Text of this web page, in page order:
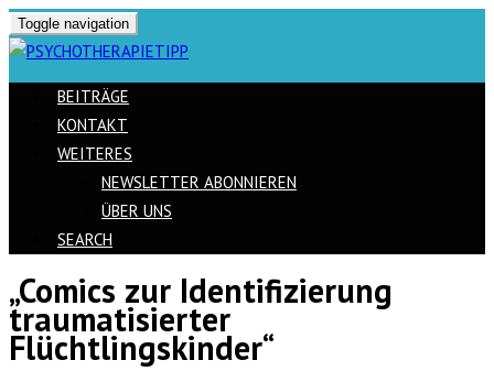
Toggle navigation
BEITRÄGE
KONTAKT
WEITERES
NEWSLETTER ABONNIEREN
ÜBER UNS
SEARCH
Skip
to
content
„Comics zur Identifizierung
traumatisierter
Flüchtlingskinder“